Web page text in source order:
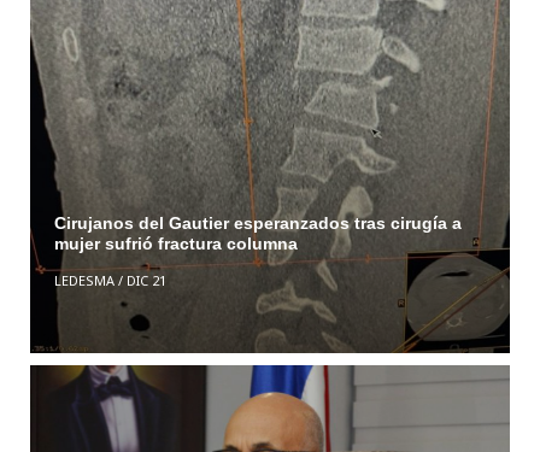
Cirujanos del Gautier esperanzados tras cirugía a
mujer sufrió fractura columna
LEDESMA/ DIC 21